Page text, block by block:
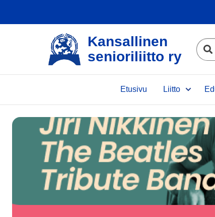
Kansallinen
senioriliitto ry
Etsi
Etusivu Liitto